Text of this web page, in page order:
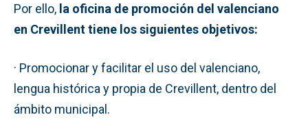
Por ello, la oficina de promoción del valenciano
en Crevillent tiene los siguientes objetivos:
· Promocionar y facilitar el uso del valenciano,
lengua histórica y propia de Crevillent, dentro del
ámbito municipal.